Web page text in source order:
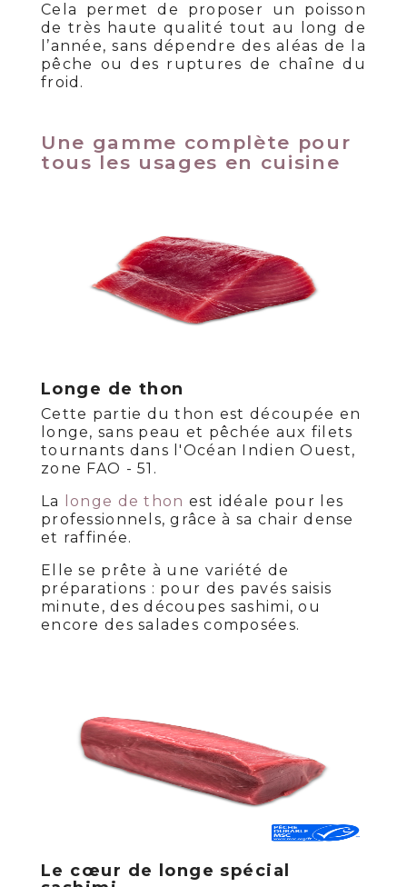
Cela permet de proposer un poisson
de très haute qualité tout au long de
l’année, sans dépendre des aléas de la
pêche ou des ruptures de chaîne du
froid.
Une gamme complète pour
tous les usages en cuisine
Longe de thon
Cette partie du thon est découpée en
longe, sans peau et pêchée aux filets
tournants dans l'Océan Indien Ouest,
zone FAO - 51.
La
longe de thon est idéale pour les
professionnels, grâce à sa chair dense
et raffinée.
Elle se prête à une variété de
préparations : pour des pavés saisis
minute, des découpes sashimi, ou
encore des salades composées.
Le cœur de longe spécial